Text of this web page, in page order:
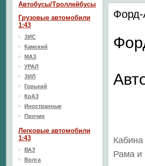
Рама и
Автобусы/Троллейбусы
Грузовые автомобили
1:43
ЗИС
Камский
МАЗ
УРАЛ
ЗИЛ
Горький
КрАЗ
Иностранные
Прочие
Легковые автомобили
1:43
ВАЗ
Волга